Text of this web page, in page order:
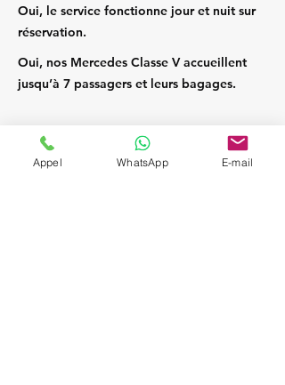
Oui, le service fonctionne jour et nuit sur
réservation.
Oui, nos Mercedes Classe V accueillent
jusqu’à 7 passagers et leurs bagages.
Appel WhatsApp E-mail